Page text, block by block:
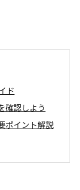
ド
確認しよう
ポイント解説
意事項